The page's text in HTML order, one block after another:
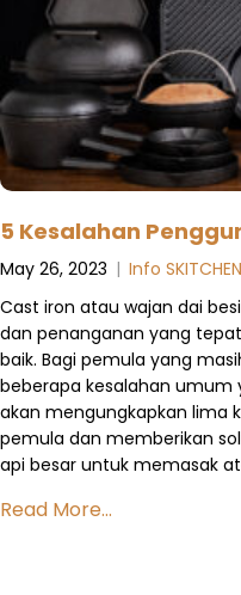
5 Kesalahan
May 26, 2023 | Info SKITCHEN
Cast iron atau wajan dai
dan penanganan yang
baik. Bagi pemula yang
beberapa kesalahan umum
akan mengungkapkan lima
pemula dan memberikan
api besar untuk memasak
Read More...